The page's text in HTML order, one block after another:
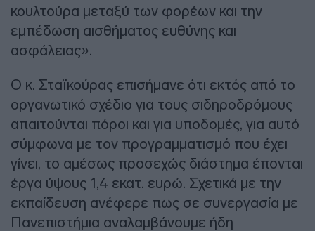
κουλτούρα μεταξύ των φορέων και την
εμπέδωση αισθήματος ευθύνης και
ασφάλειας».
Ο κ. Σταϊκούρας επισήμανε ότι εκτός από το
οργανωτικό σχέδιο για τους σιδηροδρόμους
απαιτούνται πόροι και για υποδομές, για αυτό
σύμφωνα με τον προγραμματισμό που έχει
γίνει, το αμέσως προσεχώς διάστημα έπονται
έργα ύψους 1,4 εκατ. ευρώ. Σχετικά με την
εκπαίδευση ανέφερε πως σε συνεργασία με
Πανεπιστήμια αναλαμβάνουμε ήδη